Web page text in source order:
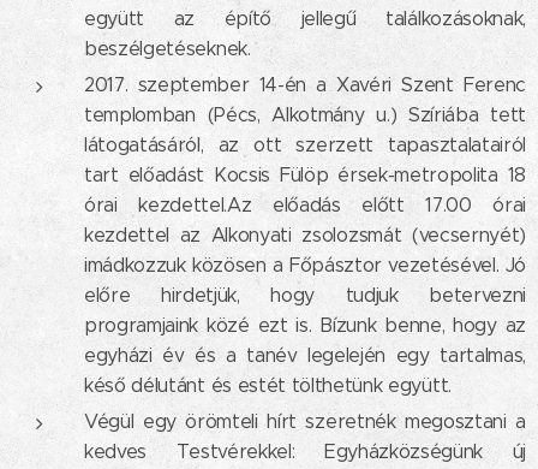
együtt az építő jellegű találkozásoknak,
beszélgetéseknek.
2017. szeptember 14-én a Xavéri Szent Ferenc
templomban (Pécs, Alkotmány u.) Szíriába tett
látogatásáról, az ott szerzett tapasztalatairól
tart előadást Kocsis Fülöp érsek-metropolita 18
órai kezdettel.Az előadás előtt 17.00 órai
kezdettel az Alkonyati zsolozsmát (vecsernyét)
imádkozzuk közösen a Főpásztor vezetésével. Jó
előre hirdetjük, hogy tudjuk betervezni
programjaink közé ezt is. Bízunk benne, hogy az
egyházi év és a tanév legelején egy tartalmas,
késő délutánt és estét tölthetünk együtt.
Végül egy örömteli hírt szeretnék megosztani a
kedves Testvérekkel: Egyházközségünk új